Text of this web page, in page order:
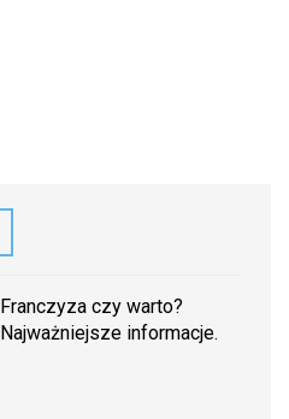
Franczyza czy warto?
Najważniejsze informacje.